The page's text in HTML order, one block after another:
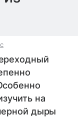
на
дыры